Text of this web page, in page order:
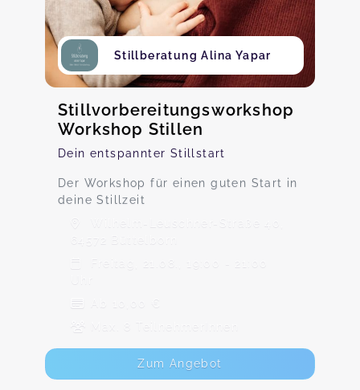
Stillberatung Alina Yapar
Stillvorbereitungsworkshop
Workshop Stillen
Dein entspannter Stillstart
Der Workshop für einen guten Start in
deine Stillzeit
Wilhelm-Leuschner-Straße 40,
64572 Büttelborn
Freitag, 21.08., 19:00 - 21:00
Ab 10,00 €
Max. 8 TeilnehmerInnen
Zum Angebot